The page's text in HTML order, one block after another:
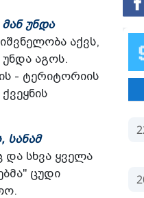
უნდა
აქვს,
უნდა აგოს.
- ტერიტორიის
სანამ
და სხვა ყველა
ცუდი